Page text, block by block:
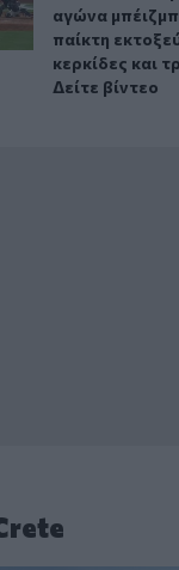
αγώνα
παίκτη
κερκίδες και
Δείτε βίντεο